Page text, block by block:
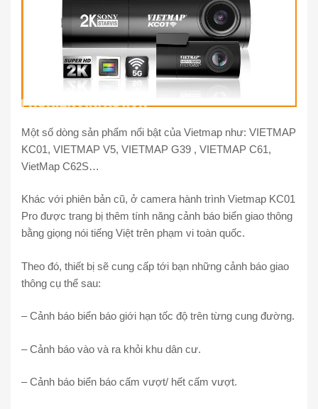
Một số dòng sản phẩm nổi bật của Vietmap như: VIETMAP
KC01, VIETMAP V5, VIETMAP G39 , VIETMAP C61,
VietMap C62S…
Khác với phiên bản cũ, ở camera hành trình Vietmap KC01
Pro được trang bị thêm tính năng cảnh báo biển giao thông
bằng giọng nói tiếng Việt trên phạm vi toàn quốc.
Theo đó, thiết bị sẽ cung cấp tới bạn những cảnh báo giao
thông cụ thể sau:
– Cảnh báo biển báo giới hạn tốc độ trên từng cung đường.
– Cảnh báo vào và ra khỏi khu dân cư.
– Cảnh báo biển báo cấm vượt/ hết cấm vượt.